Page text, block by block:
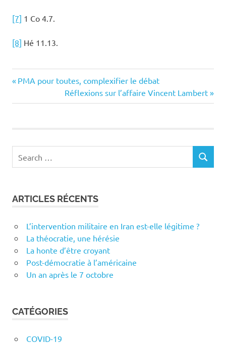
[7] 1 Co 4.7.
[8] Hé 11.13.
Navigation
de
Previous
PMA pour toutes, complexifier le débat
Next
Post:
Réflexions sur l’affaire Vincent Lambert
for:
SEARCH
ARTICLES RÉCENTS
L’intervention militaire en Iran est-elle légitime ?
La théocratie, une hérésie
La honte d’être croyant
Post-démocratie à l’américaine
Un an après le 7 octobre
CATÉGORIES
COVID-19